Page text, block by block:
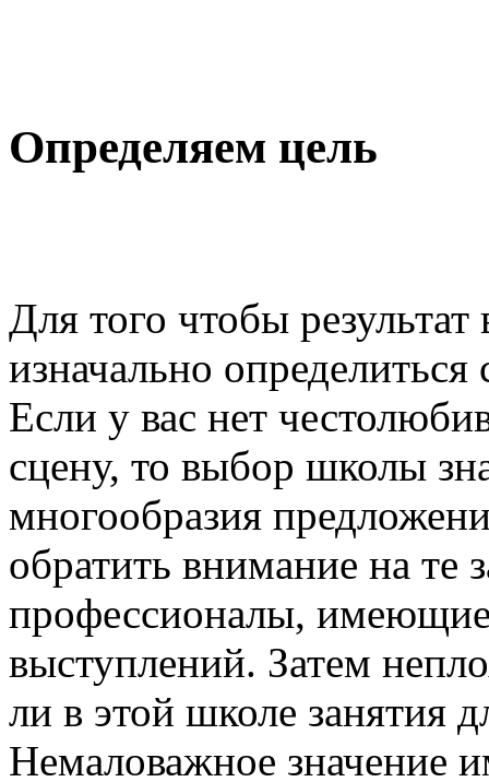
Определяем цель
Для того чтобы
изначально
Если у вас нет
сцену, то выбор школы
многообразия
обратить внимание на те
профессионалы,
выступлений. Затем
ли в этой школе занятия
Немаловажное значение